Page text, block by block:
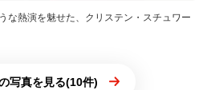
な熱演を魅せた、クリステン・スチュワー
写真を見る(10件)